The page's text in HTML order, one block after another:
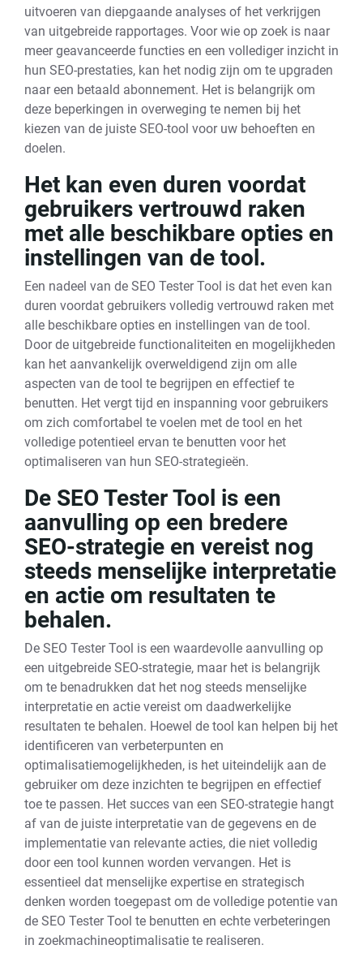
uitvoeren van diepgaande analyses of het verkrijgen
van uitgebreide rapportages. Voor wie op zoek is naar
meer geavanceerde functies en een vollediger inzicht in
hun SEO-prestaties, kan het nodig zijn om te upgraden
naar een betaald abonnement. Het is belangrijk om
deze beperkingen in overweging te nemen bij het
kiezen van de juiste SEO-tool voor uw behoeften en
doelen.
Het kan even duren voordat
gebruikers vertrouwd raken
met alle beschikbare opties en
instellingen van de tool.
Een nadeel van de SEO Tester Tool is dat het even kan
duren voordat gebruikers volledig vertrouwd raken met
alle beschikbare opties en instellingen van de tool.
Door de uitgebreide functionaliteiten en mogelijkheden
kan het aanvankelijk overweldigend zijn om alle
aspecten van de tool te begrijpen en effectief te
benutten. Het vergt tijd en inspanning voor gebruikers
om zich comfortabel te voelen met de tool en het
volledige potentieel ervan te benutten voor het
optimaliseren van hun SEO-strategieën.
De SEO Tester Tool is een
aanvulling op een bredere
SEO-strategie en vereist nog
steeds menselijke interpretatie
en actie om resultaten te
behalen.
De SEO Tester Tool is een waardevolle aanvulling op
een uitgebreide SEO-strategie, maar het is belangrijk
om te benadrukken dat het nog steeds menselijke
interpretatie en actie vereist om daadwerkelijke
resultaten te behalen. Hoewel de tool kan helpen bij het
identificeren van verbeterpunten en
optimalisatiemogelijkheden, is het uiteindelijk aan de
gebruiker om deze inzichten te begrijpen en effectief
toe te passen. Het succes van een SEO-strategie hangt
af van de juiste interpretatie van de gegevens en de
implementatie van relevante acties, die niet volledig
door een tool kunnen worden vervangen. Het is
essentieel dat menselijke expertise en strategisch
denken worden toegepast om de volledige potentie van
de SEO Tester Tool te benutten en echte verbeteringen
in zoekmachineoptimalisatie te realiseren.